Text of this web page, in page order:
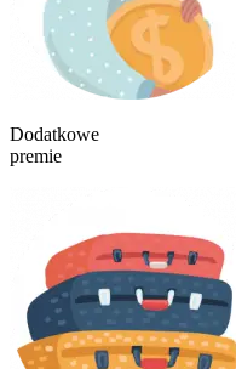
Dodatkowe
premie